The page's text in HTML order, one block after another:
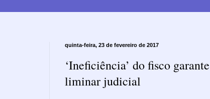
quinta-feira, 23 de fevereiro de 2017
‘Ineficiência’ do fisco garante
liminar judicial